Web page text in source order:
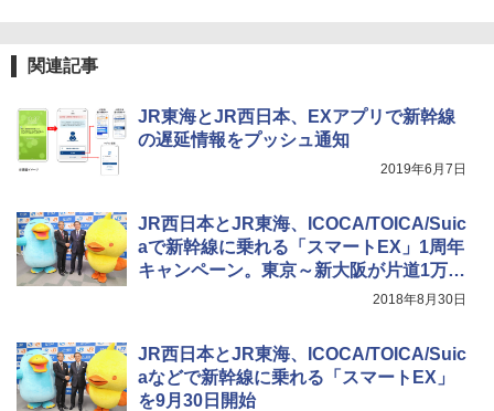
イド ブラックコーティング フルクローズ メ
ッシュ 4人用 簡単設置 ポップアップテント P
ATCW-150B エクルベージュ
コンパクト iimono117 (ブルー)
￥3,080
関連記事
JR東海とJR西日本、EXアプリで新幹線
の遅延情報をプッシュ通知
2019年6月7日
JR西日本とJR東海、ICOCA/TOICA/Suic
aで新幹線に乗れる「スマートEX」1周年
キャンペーン。東京～新大阪が片道1万円
2018年8月30日
JR西日本とJR東海、ICOCA/TOICA/Suic
aなどで新幹線に乗れる「スマートEX」
を9月30日開始